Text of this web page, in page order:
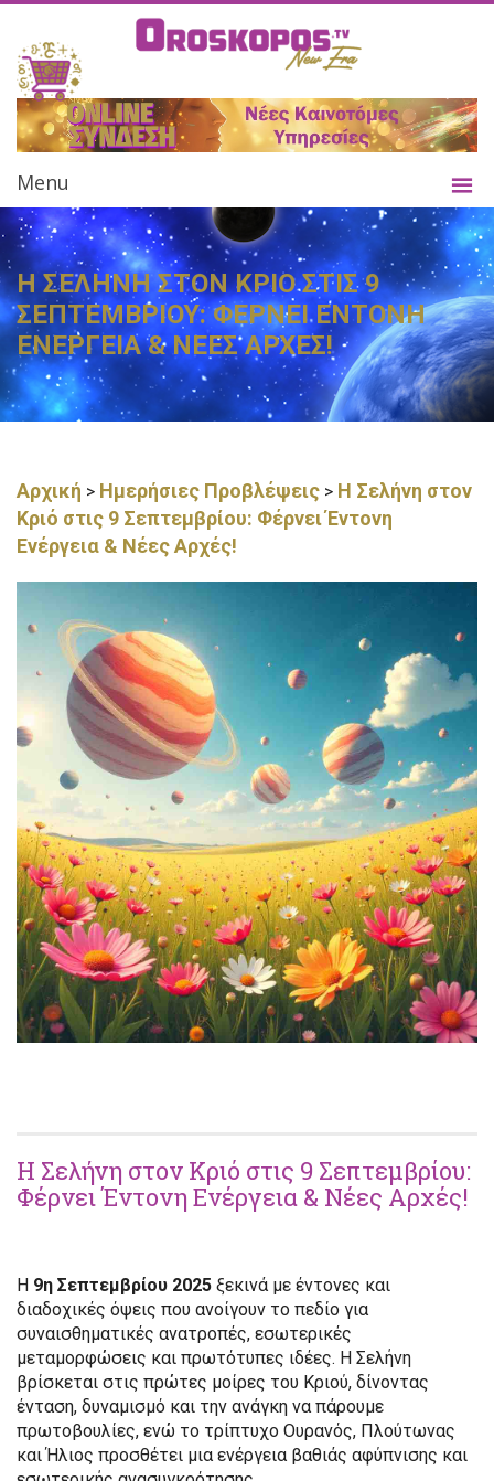
Menu
Η ΣΕΛΗΝΗ ΣΤΟΝ ΚΡΙΟ ΣΤΙΣ 9
ΣΕΠΤΕΜΒΡΙΟΥ: ΦΕΡΝΕΙ ΕΝΤΟΝΗ
ΕΝΕΡΓΕΙΑ & ΝΕΕΣ ΑΡΧΕΣ!
Αρχική > Ημερήσιες Προβλέψεις > Η Σελήνη στον
Κριό στις 9 Σεπτεμβρίου: Φέρνει Έντονη
Ενέργεια & Νέες Αρχές!
Η Σελήνη στον Κριό στις 9 Σεπτεμβρίου:
Φέρνει Έντονη Ενέργεια & Νέες Αρχές!
Η 9η Σεπτεμβρίου 2025 ξεκινά με έντονες και
διαδοχικές όψεις που ανοίγουν το πεδίο για
συναισθηματικές ανατροπές, εσωτερικές
μεταμορφώσεις και πρωτότυπες ιδέες. Η Σελήνη
βρίσκεται στις πρώτες μοίρες του Κριού, δίνοντας
ένταση, δυναμισμό και την ανάγκη να πάρουμε
πρωτοβουλίες, ενώ το τρίπτυχο Ουρανός, Πλούτωνας
και Ήλιος προσθέτει μια ενέργεια βαθιάς αφύπνισης και